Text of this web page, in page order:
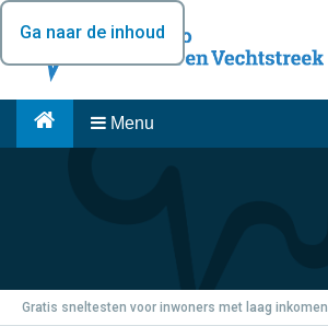
Ga naar de inhoud
Menu
Gratis sneltesten voor inwoners met laag inkomen